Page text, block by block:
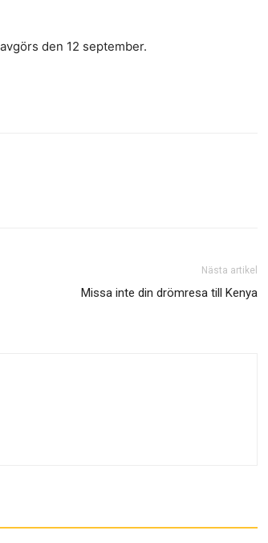
den 12 september.
Nästa artikel
Missa inte din drömresa till Kenya